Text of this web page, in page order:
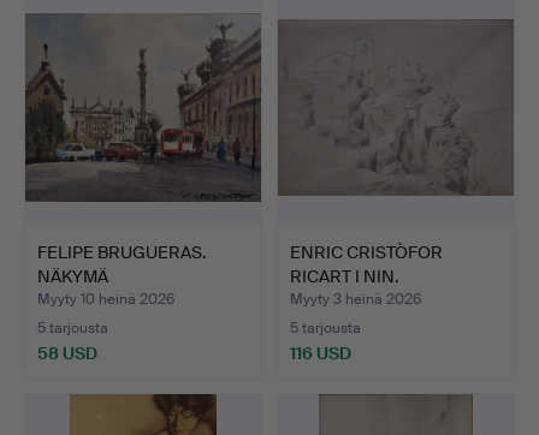
FELIPE BRUGUERAS.
NÄKYMÄ
KOLUMBUKSESTA, BA…
Myyty 10 heinä 2026
5 tarjousta
58 USD
ENRIC CRISTÒFOR
RICART I NIN.
Kirkkonäkymä.
Myyty 3 heinä 2026
5 tarjousta
116 USD